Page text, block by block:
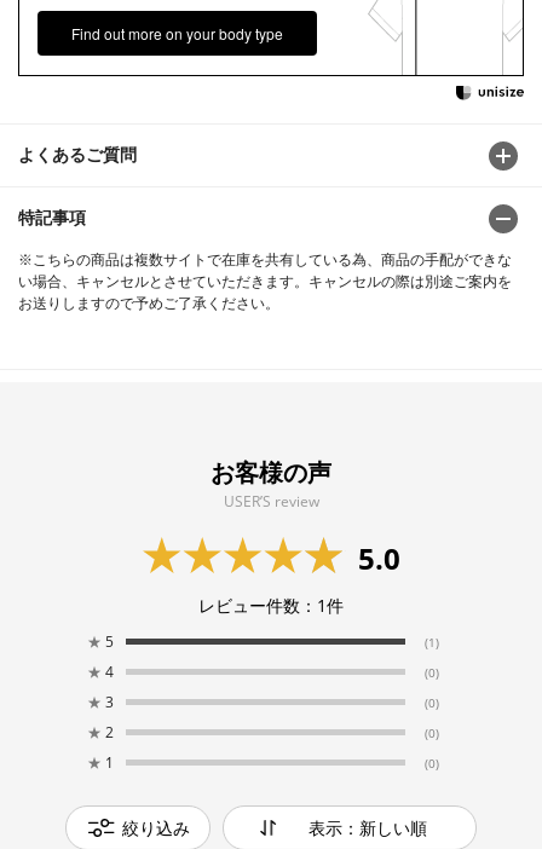
よくあるご質問
特記事項
※こちらの商品は複数サイトで在庫を共有している為、商品の手配ができな
い場合、キャンセルとさせていただきます。キャンセルの際は別途ご案内を
お送りしますので予めご了承ください。
Find out more on your body type
お客様の声
USER’S review
5.0
レビュー件数： 1件
★ 5 (1)
★ 4 (0)
★ 3 (0)
★ 2 (0)
★ 1 (0)
絞り込み 表示：新しい順